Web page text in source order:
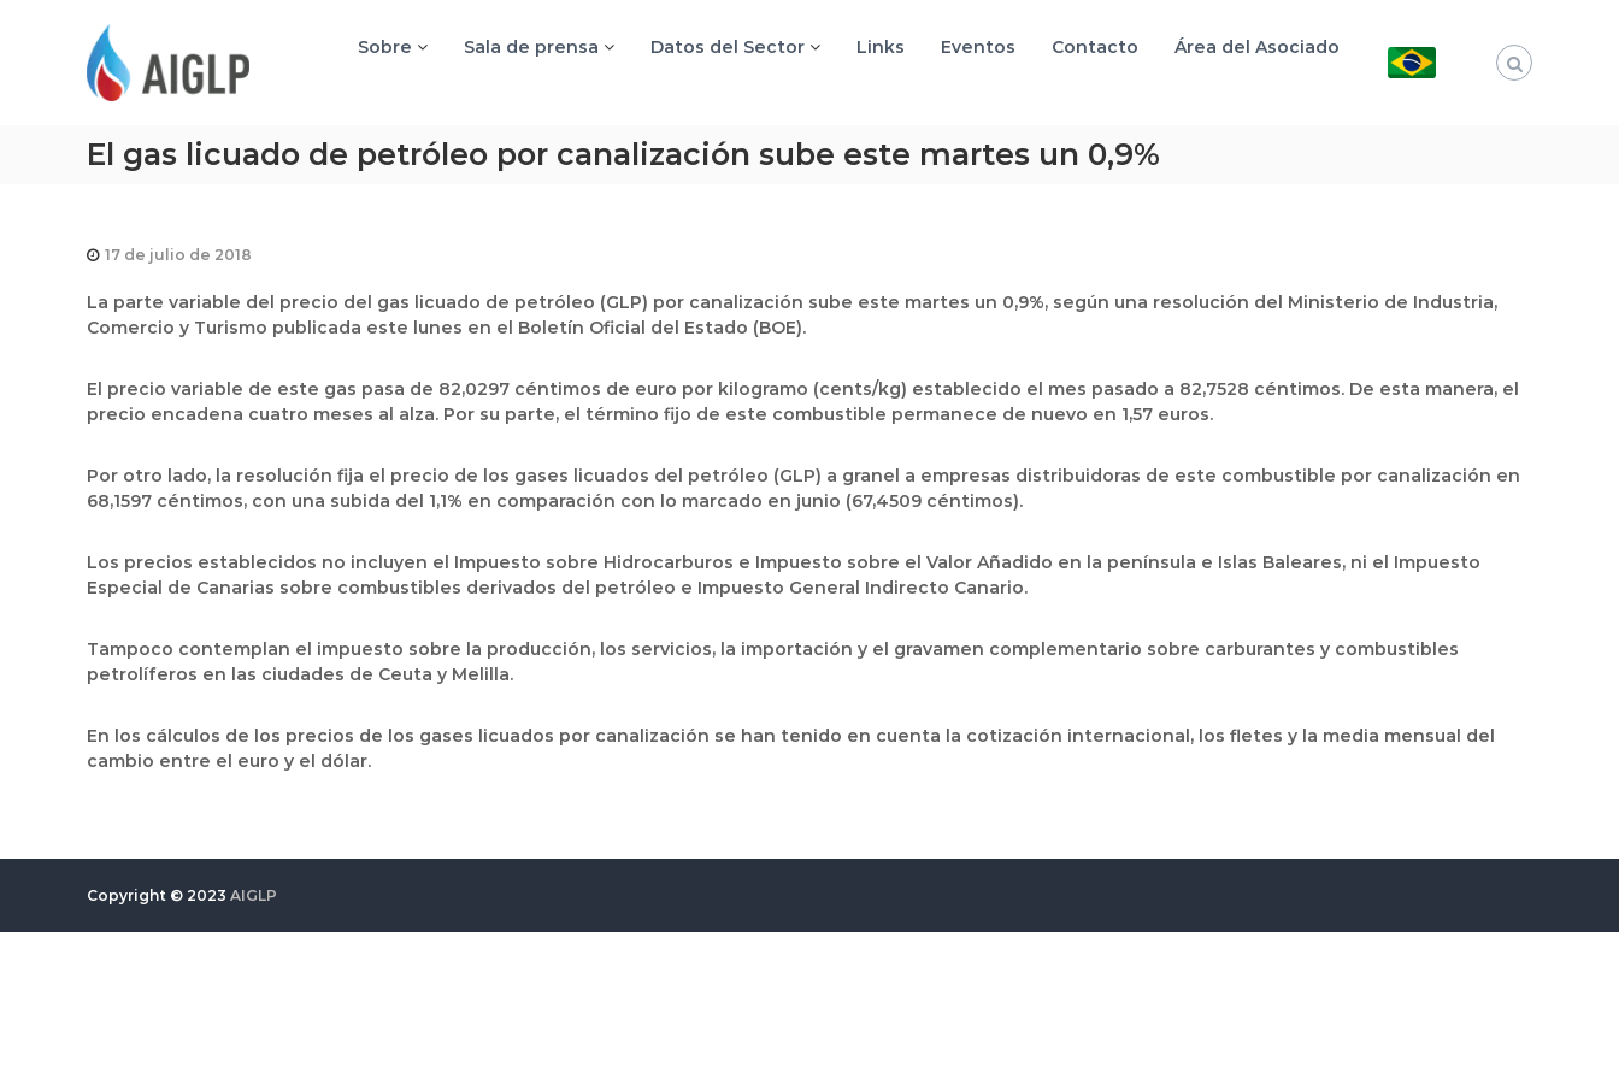
Sobre Sala de prensa Datos del Sector Links Eventos Contacto Área del Asociado
El gas licuado de petróleo por canalización sube este martes un 0,9%
17 de julio de 2018
La parte variable del precio del gas licuado de petróleo (GLP) por canalización sube este martes un 0,9%, según una resolución del Ministerio de Industria,
Comercio y Turismo publicada este lunes en el Boletín Oficial del Estado (BOE).
El precio variable de este gas pasa de 82,0297 céntimos de euro por kilogramo (cents/kg) establecido el mes pasado a 82,7528 céntimos. De esta manera, el
precio encadena cuatro meses al alza. Por su parte, el término fijo de este combustible permanece de nuevo en 1,57 euros.
Por otro lado, la resolución fija el precio de los gases licuados del petróleo (GLP) a granel a empresas distribuidoras de este combustible por canalización en
68,1597 céntimos, con una subida del 1,1% en comparación con lo marcado en junio (67,4509 céntimos).
Los precios establecidos no incluyen el Impuesto sobre Hidrocarburos e Impuesto sobre el Valor Añadido en la península e Islas Baleares, ni el Impuesto
Especial de Canarias sobre combustibles derivados del petróleo e Impuesto General Indirecto Canario.
Tampoco contemplan el impuesto sobre la producción, los servicios, la importación y el gravamen complementario sobre carburantes y combustibles
petrolíferos en las ciudades de Ceuta y Melilla.
En los cálculos de los precios de los gases licuados por canalización se han tenido en cuenta la cotización internacional, los fletes y la media mensual del
cambio entre el euro y el dólar.
Copyright © 2023 AIGLP